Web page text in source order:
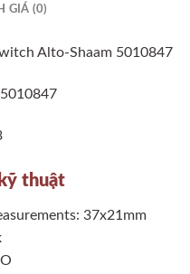
GIÁ (0)
Alto-Shaam 5010847
thuật
37x21mm